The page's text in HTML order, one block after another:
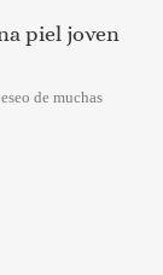
piel joven
de muchas